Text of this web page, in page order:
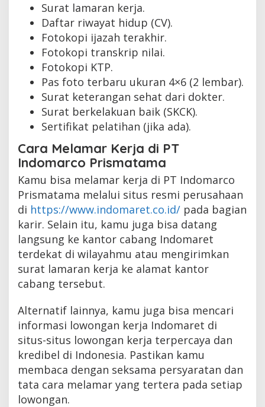
Surat lamaran kerja.
Daftar riwayat hidup (CV).
Fotokopi ijazah terakhir.
Fotokopi transkrip nilai.
Fotokopi KTP.
Pas foto terbaru ukuran 4×6 (2 lembar).
Surat keterangan sehat dari dokter.
Surat berkelakuan baik (SKCK).
Sertifikat pelatihan (jika ada).
Cara Melamar Kerja di PT
Indomarco Prismatama
Kamu bisa melamar kerja di PT Indomarco
Prismatama melalui situs resmi perusahaan
di https://www.indomaret.co.id/ pada bagian
karir. Selain itu, kamu juga bisa datang
langsung ke kantor cabang Indomaret
terdekat di wilayahmu atau mengirimkan
surat lamaran kerja ke alamat kantor
cabang tersebut.
Alternatif lainnya, kamu juga bisa mencari
informasi lowongan kerja Indomaret di
situs-situs lowongan kerja terpercaya dan
kredibel di Indonesia. Pastikan kamu
membaca dengan seksama persyaratan dan
tata cara melamar yang tertera pada setiap
lowongan.